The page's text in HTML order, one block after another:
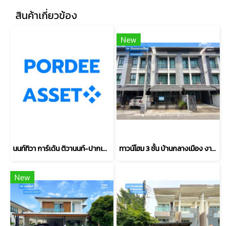
สินค้าเกี่ยวข้อง
นนท์ทิวา การ์เด้น ติวานนท์-ปากเกร็ด37 ตรงข้าม รร.พระหฤทัยนนทบุรี ใกล้แยกสวนสมเด็จฯ ศรีสมาน : Nontiwa Garden
New
ทาวน์โฮม 3 ชั้น บ้านกลางเมือง งามวงศ์วาน (ขนาด 18 ตร.ว.) งามวงศ์วาน 47 แยก 6 (ซ.ชินเขต 2/6) ใกล้การไฟฟ้าส่วนภูมิภาค(สำนักงานใหญ่) หลักสี่ กทม. : Baan Klang Muang Ngamwongwan
New